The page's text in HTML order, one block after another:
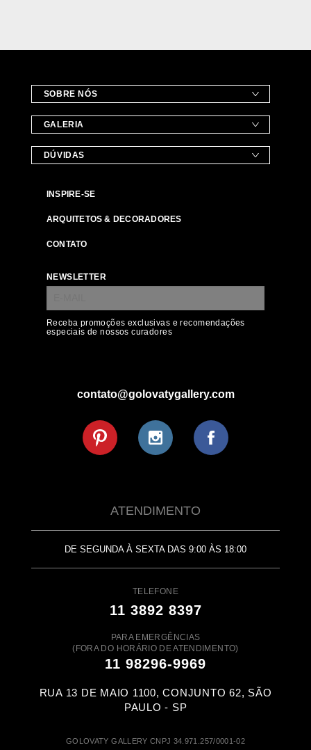
SOBRE NÓS
GALERIA
DÚVIDAS
INSPIRE-SE
ARQUITETOS & DECORADORES
CONTATO
NEWSLETTER
Receba promoções exclusivas e recomendações
especiais de nossos curadores
contato@golovatygallery.com
ATENDIMENTO
DE SEGUNDA À SEXTA DAS 9:00 ÀS 18:00
TELEFONE
11 3892 8397
PARA EMERGÊNCIAS
(FORA DO HORÁRIO DE ATENDIMENTO)
11 98296-9969
RUA 13 DE MAIO 1100, CONJUNTO 62, SÃO
PAULO - SP
GOLOVATY GALLERY CNPJ 34.971.257/0001-02